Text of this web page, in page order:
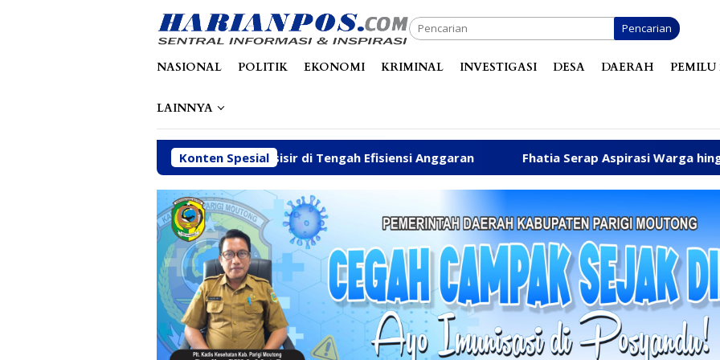
Pencarian
NASIONAL POLITIK EKONOMI KRIMINAL INVESTIGASI DESA DAERAH PEMILU
LAINNYA
Konten Spesial
Dasar Warga Pesisir di Tengah Efisiensi Anggaran Fhatia Serap Aspirasi Warga hingga Bantu Fasilitas